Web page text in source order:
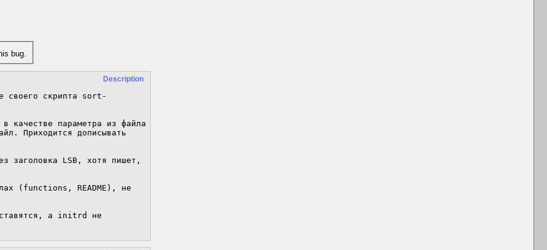
bug.
Description
своего скрипта sort-
качестве параметра из файла
Приходится дописывать
заголовка LSB, хотя пишет,
(functions, README), не
ставятся, а initrd не